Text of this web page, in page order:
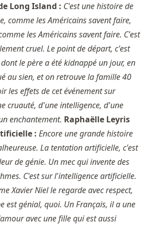
Long Island : C'est une histoire de
comme les Américains savent faire,
les Américains savent faire. C'est
cruel. Le point de départ, c'est
le père a été kidnappé un jour, en
au sien, et on retrouve la famille 40
les effets de cet événement sur
cruauté, d'une intelligence, d'une
enchantement. Raphaëlle Leyris
: Encore une grande histoire
La tentation artificielle, c'est
de génie. Un mec qui invente des
C'est sur l'intelligence artificielle.
Xavier Niel le regarde avec respect,
est génial, quoi. Un Français, il a une
avec une fille qui est aussi